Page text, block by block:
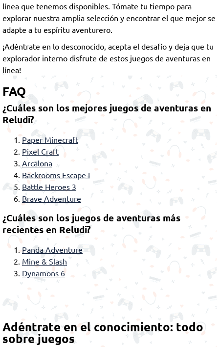
línea que tenemos disponibles. Tómate tu tiempo para
explorar nuestra amplia selección y encontrar el que mejor se
adapte a tu espíritu aventurero.
¡Adéntrate en lo desconocido, acepta el desafío y deja que tu
explorador interno disfrute de estos juegos de aventuras en
línea!
FAQ
¿Cuáles son los mejores juegos de aventuras en
Reludi?
Paper Minecraft
Pixel Craft
Arcalona
Backrooms Escape I
Battle Heroes 3
Brave Adventure
¿Cuáles son los juegos de aventuras más
recientes en Reludi?
Panda Adventure
Mine & Slash
Dynamons 6
Adéntrate en el conocimiento: todo
sobre juegos